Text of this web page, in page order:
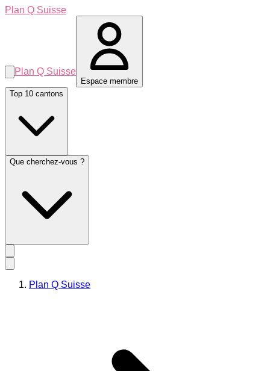
Plan Q Suisse
Plan Q Suisse
Espace membre
Top 10 cantons
Que cherchez-vous ?
Plan Q Suisse